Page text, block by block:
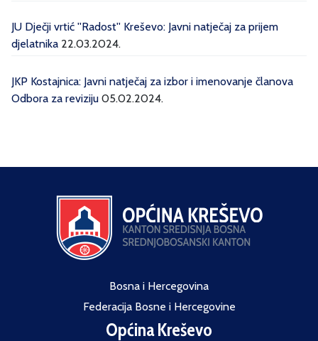
JU Dječji vrtić ''Radost'' Kreševo: Javni natječaj za prijem
djelatnika 22.03.2024.
JKP Kostajnica: Javni natječaj za izbor i imenovanje članova
Odbora za reviziju 05.02.2024.
Bosna i Hercegovina
Federacija Bosne i Hercegovine
Općina Kreševo